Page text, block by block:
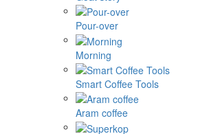
Pour-over
Morning
Smart Coffee Tools
Aram coffee